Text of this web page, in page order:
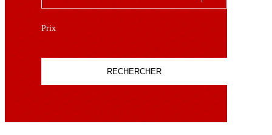
Prix
RECHERCHER